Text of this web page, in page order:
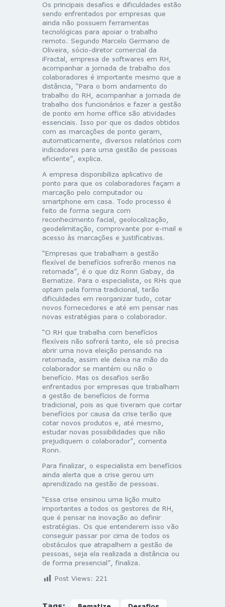
Os principais desafios e dificuldades estão
sendo enfrentados por empresas que
ainda não possuem ferramentas
tecnológicas para apoiar o trabalho
remoto. Segundo Marcelo Germano de
Oliveira, sócio-diretor comercial da
iFractal, empresa de softwares em RH,
acompanhar a jornada de trabalho dos
colaboradores é importante mesmo que a
distância, “Para o bom andamento do
trabalho do RH, acompanhar a jornada de
trabalho dos funcionários e fazer a gestão
de ponto em home office são atividades
essenciais. Isso por que os dados obtidos
com as marcações de ponto geram,
automaticamente, diversos relatórios com
indicadores para uma gestão de pessoas
eficiente”, explica.
A empresa disponibiliza aplicativo de
ponto para que os colaboradores façam a
marcação pelo computador ou
smartphone em casa. Todo processo é
feito de forma segura com
reconhecimento facial, geolocalização,
geodelimitação, comprovante por e-mail e
acesso às marcações e justificativas.
“Empresas que trabalham a gestão
flexível de benefícios sofrerão menos na
retomada”, é o que diz Ronn Gabay, da
Bematize. Para o especialista, os RHs que
optam pela forma tradicional, terão
dificuldades em reorganizar tudo, cotar
novos fornecedores e até em pensar nas
novas estratégias para o colaborador.
“O RH que trabalha com benefícios
flexíveis não sofrerá tanto, ele só precisa
abrir uma nova eleição pensando na
retomada, assim ele deixa na mão do
colaborador se mantém ou não o
benefício. Mas os desafios serão
enfrentados por empresas que trabalham
a gestão de benefícios de forma
tradicional, pois as que tiveram que cortar
benefícios por causa da crise terão que
cotar novos produtos e, até mesmo,
estudar novas possibilidades que não
prejudiquem o colaborador”, comenta
Ronn.
Para finalizar, o especialista em benefícios
ainda alerta que a crise gerou um
aprendizado na gestão de pessoas.
“Essa crise ensinou uma lição muito
importantes a todos os gestores de RH,
que é pensar na inovação ao definir
estratégias. Os que entenderem isso vão
conseguir passar por cima de todos os
obstáculos que atrapalhem a gestão de
pessoas, seja ela realizada a distância ou
de forma presencial”, finaliza.
Post Views: 221